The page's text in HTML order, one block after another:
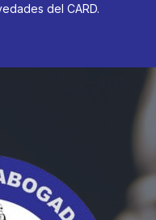
del CARD.